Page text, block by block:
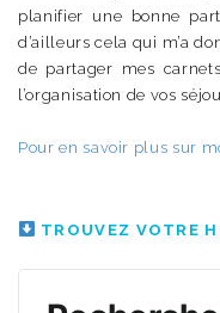
planifier une bonne
d’ailleurs cela qui m’a
de partager mes
l’organisation de vos
Pour en savoir plus sur
TROUVEZ VOTRE